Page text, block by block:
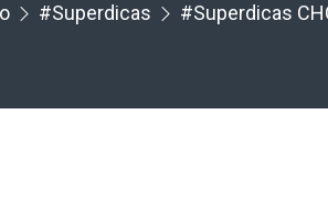
#Superdicas #Superdicas